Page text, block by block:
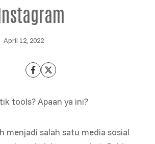
April 12, 2022
tools? Apaan ya ini?
menjadi salah satu media sosial